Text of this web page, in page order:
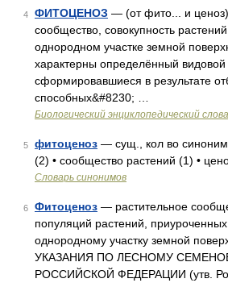
4 ФИТОЦЕНОЗ — (от фито... и
сообщество, совокупность
однородном участке земной
характерны определённый видовой
сформировавшиеся в результате
способных&#8230; …
Биологический энциклопедический
5 фитоценоз — сущ., кол во
(2) • сообщество растений (1) •
Словарь синонимов
6 Фитоценоз — растительное
популяций растений,
однородному участку земной
УКАЗАНИЯ ПО ЛЕСНОМУ
РОССИЙСКОЙ ФЕДЕРАЦИИ (утв.